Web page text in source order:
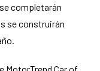
completarán
se construirán